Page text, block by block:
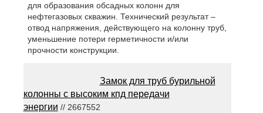
для образования обсадных колонн для
нефтегазовых скважин. Технический результат –
отвод напряжения, действующего на колонну труб,
уменьшение потери герметичности и/или
прочности конструкции.
Замок для труб бурильной
колонны с высоким кпд передачи
энергии // 2667552